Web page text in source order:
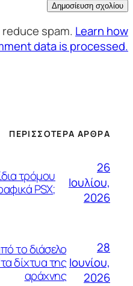
spam. Learn how
data is processed.
ΠΕΡΙΣΣΌΤΕΡΑ ΆΡΘΡΑ
τρόμου
PSX;
26
Ιουλίου,
2026
το διάσελο
δίχτυα της
αράχνης
28
Ιουνίου,
2026